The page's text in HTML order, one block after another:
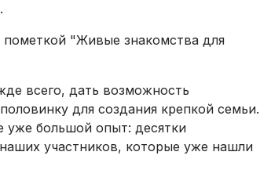
пометкой "Живые знакомства для
всего, дать возможность
для создания крепкой семьи.
уже большой опыт: десятки
участников, которые уже нашли